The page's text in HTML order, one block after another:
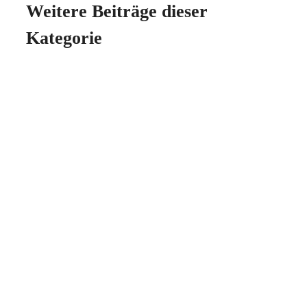
Weitere Beiträge dieser
Kategorie